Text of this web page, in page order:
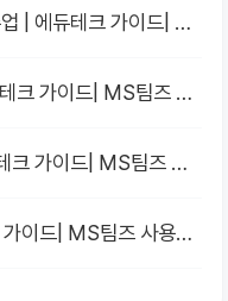
| 에듀테크 가이드| 원
| 에듀테크 가이드| MS팀즈 사
크 가이드| MS팀즈 사
테크 가이드| MS팀즈 사용법